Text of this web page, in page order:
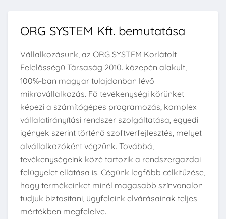
ORG SYSTEM Kft. bemutatása
Vállalkozásunk, az ORG SYSTEM Korlátolt
Felelősségű Társaság 2010. közepén alakult,
100%-ban magyar tulajdonban lévő
mikrovállalkozás. Fő tevékenységi körünket
képezi a számítógépes programozás, komplex
vállalatirányítási rendszer szolgáltatása, egyedi
igények szerint történő szoftverfejlesztés, melyet
alvállalkozóként végzünk. Továbbá,
tevékenységeink közé tartozik a rendszergazdai
felügyelet ellátása is. Cégünk legfőbb célkitűzése,
hogy termékeinket minél magasabb színvonalon
tudjuk biztosítani, ügyfeleink elvárásainak teljes
mértékben megfelelve.